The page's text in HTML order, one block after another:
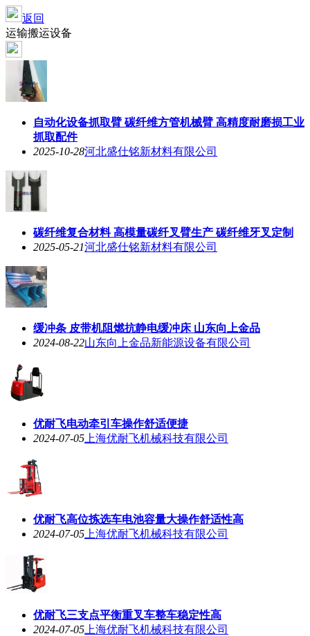
返回
运输搬运设备
自动化设备抓取臂 碳纤维方管机械臂 高精度耐磨损工业
抓取配件
2025-10-28河北盛仕铭新材料有限公司
碳纤维复合材料 高模量碳纤叉臂生产 碳纤维牙叉定制
2025-05-21河北盛仕铭新材料有限公司
缓冲条 皮带机阻燃抗静电缓冲床 山东向上金品
2024-08-22山东向上金品新能源设备有限公司
优耐飞电动牵引车操作舒适便捷
2024-07-05 上海优耐飞机械科技有限公司
优耐飞高位拣选车电池容量大操作舒适性高
2024-07-05 上海优耐飞机械科技有限公司
优耐飞三支点平衡重叉车整车稳定性高
2024-07-05 上海优耐飞机械科技有限公司